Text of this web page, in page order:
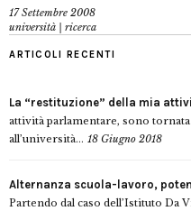
17 Settembre 2008
università | ricerca
ARTICOLI RECENTI
La “restituzione” della mia
attività parlamentare, sono
all’università... 18 Giugno 2018
Alternanza scuola-lavoro,
Partendo dal caso dell’Istituto Da